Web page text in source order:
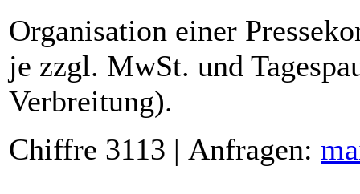
Organisation einer
je zzgl. MwSt. und
Verbreitung).
Chiffre 3113 | Anfragen: